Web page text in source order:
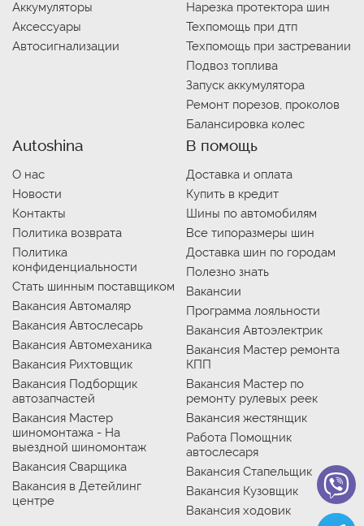
Аккумуляторы
Аксессуары
Автосигнализации
Нарезка протектора шин
Техпомощь при дтп
Техпомощь при застревании
Подвоз топлива
Запуск аккумулятора
Ремонт порезов, проколов
Балансировка колес
Autoshina
О нас
Новости
Контакты
Политика возврата
Политика
конфиденциальности
Стать шинным поставщиком
Вакансия Автомаляр
Вакансия Автослесарь
Вакансия Автомеханика
Вакансия Рихтовщик
Вакансия Подборщик
автозапчастей
Вакансия Мастер
шиномонтажа - На
выездной шиномонтаж
Вакансия Сварщика
Вакансия в Детейлинг
центре
В помощь
Доставка и оплата
Купить в кредит
Шины по автомобилям
Все типоразмеры шин
Доставка шин по городам
Полезно знать
Вакансии
Программа лояльности
Вакансия Автоэлектрик
Вакансия Мастер ремонта
КПП
Вакансия Мастер по
ремонту рулевых реек
Вакансия жестянщик
Работа Помощник
автослесаря
Вакансия Стапельщик
Вакансия Кузовщик
Вакансия ходовик